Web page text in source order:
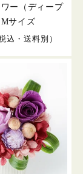
ー（ディープ
サイズ
税込・送料別）